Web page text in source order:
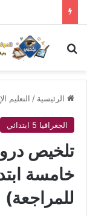
بحث عن
الرئيسية / التعليم
الجغرافيا 5 ابتدائي
تلخيص
خامسة
للمراجعة)